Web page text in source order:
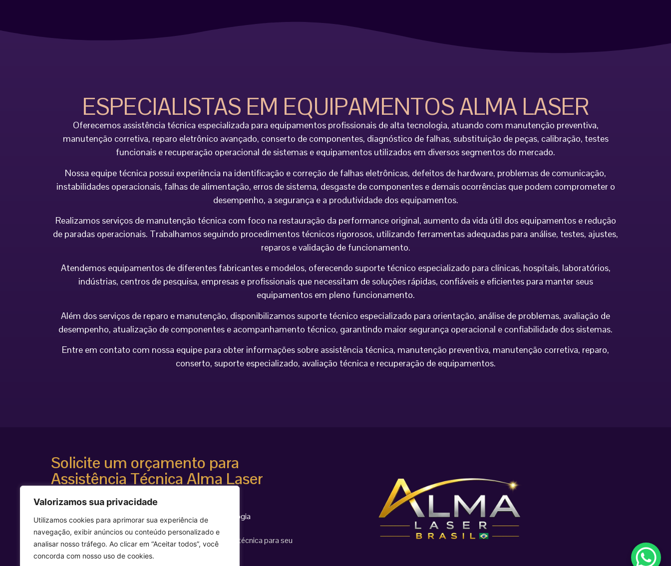
Valorizamos sua privacidade
Utilizamos cookies para aprimorar sua experiência de
navegação, exibir anúncios ou conteúdo personalizado e
analisar nosso tráfego. Ao clicar em “Aceitar todos”, você
concorda com nosso uso de cookies.
ESPECIALISTAS EM EQUIPAMENTOS ALMA LASER
Oferecemos assistência técnica especializada para equipamentos profissionais de alta tecnologia, atuando com manutenção preventiva,
manutenção corretiva, reparo eletrônico avançado, conserto de componentes, diagnóstico de falhas, substituição de peças, calibração, testes
funcionais e recuperação operacional de sistemas e equipamentos utilizados em diversos segmentos do mercado.
Nossa equipe técnica possui experiência na identificação e correção de falhas eletrônicas, defeitos de hardware, problemas de comunicação,
instabilidades operacionais, falhas de alimentação, erros de sistema, desgaste de componentes e demais ocorrências que podem comprometer o
desempenho, a segurança e a produtividade dos equipamentos.
Realizamos serviços de manutenção técnica com foco na restauração da performance original, aumento da vida útil dos equipamentos e redução
de paradas operacionais. Trabalhamos seguindo procedimentos técnicos rigorosos, utilizando ferramentas adequadas para análise, testes, ajustes,
reparos e validação de funcionamento.
Atendemos equipamentos de diferentes fabricantes e modelos, oferecendo suporte técnico especializado para clínicas, hospitais, laboratórios,
indústrias, centros de pesquisa, empresas e profissionais que necessitam de soluções rápidas, confiáveis e eficientes para manter seus
equipamentos em pleno funcionamento.
Além dos serviços de reparo e manutenção, disponibilizamos suporte técnico especializado para orientação, análise de problemas, avaliação de
desempenho, atualização de componentes e acompanhamento técnico, garantindo maior segurança operacional e confiabilidade dos sistemas.
Entre em contato com nossa equipe para obter informações sobre assistência técnica, manutenção preventiva, manutenção corretiva, reparo,
conserto, suporte especializado, avaliação técnica e recuperação de equipamentos.
Solicite um orçamento para
Assistência Técnica Alma Laser
Diagnóstico técnico avançado
Suporte para equipamentos estéticos de alta tecnologia
Agilidade e segurança técnica
Entre em contato agora mesmo e solicite uma avaliação técnica para seu
equipamento Alma Laser.